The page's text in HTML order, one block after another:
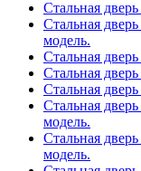
Стальная
Стальная
модель.
Стальная
Стальная
Стальная
Стальная
модель.
Стальная
модель.